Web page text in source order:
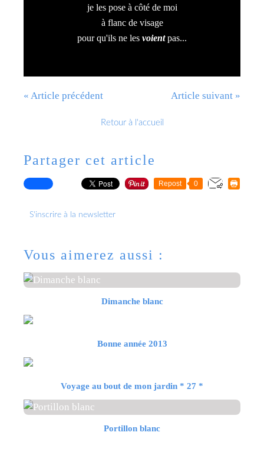
je les pose à côté de moi
à flanc de visage
pour qu'ils ne les voientpas...
« Article précédent Article suivant »
Retour à l'accueil
Partager cet article
Repost 0
S'inscrire à la newsletter
Vous aimerez aussi :
Dimanche blanc
Bonne année 2013
Voyage au bout de mon jardin * 27 *
Portillon blanc